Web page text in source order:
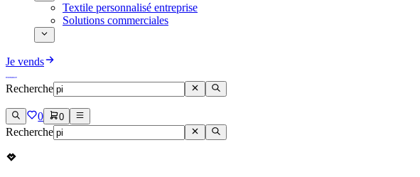
Textile personnalisé entreprise
Solutions commerciales
Je vends
Recherche
0 0
Recherche